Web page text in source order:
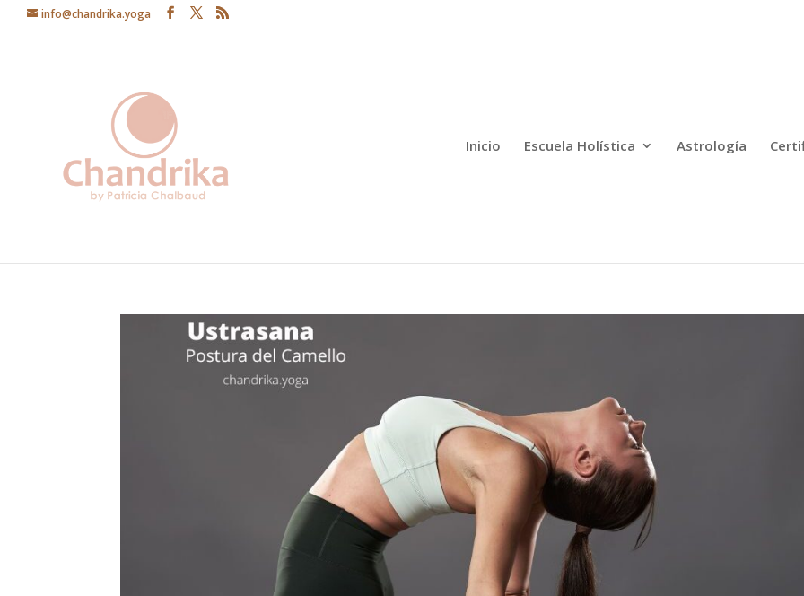
info@chandrika.yoga
Inicio Escuela Holística Astrología